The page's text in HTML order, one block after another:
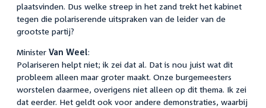
plaatsvinden. Dus welke streep in het zand trekt het kabinet
tegen die polariserende uitspraken van de leider van de
grootste partij?
Minister Van Weel:
Polariseren helpt niet; ik zei dat al. Dat is nou juist wat dit
probleem alleen maar groter maakt. Onze burgemeesters
worstelen daarmee, overigens niet alleen op dit thema. Ik zei
dat eerder. Het geldt ook voor andere demonstraties, waarbij